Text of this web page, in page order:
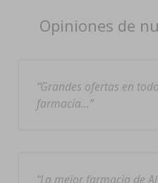
Opiniones de
Grandes ofertas en
farmacia…
La mejor farmacia de